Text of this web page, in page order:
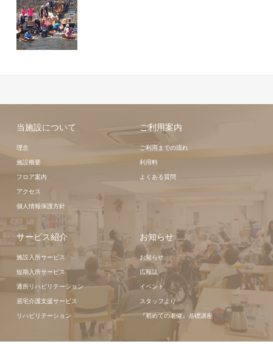
当施設について
理念
施設概要
フロア案内
アクセス
個人情報保護方針
ご利用案内
ご利用までの流れ
利用料
よくある質問
サービス紹介
施設入所サービス
短期入所サービス
通所リハビリテーション
居宅介護支援サービス
リハビリテーション
お知らせ
お知らせ
広報誌
イベント
スタッフより
『初めての老健』基礎講座